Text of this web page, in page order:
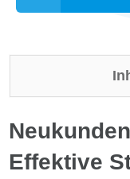
Effektive